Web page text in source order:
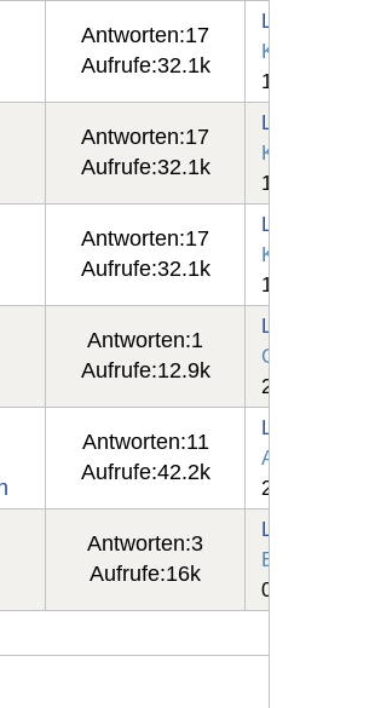
Antworten:17
Aufrufe:32.1k
Letzter
Kammo
10 Mai
Antworten:17
Aufrufe:32.1k
Letzter
Kammo
10 Mai
Antworten:17
Aufrufe:32.1k
Letzter
Kammo
10 Mai
Antworten:1
Aufrufe:12.9k
Letzter
Gisa
24 Jan
Antworten:11
Aufrufe:42.2k
Letzter
Aleksandra
22 Feb
Antworten:3
Aufrufe:16k
Letzter
Elli
04 Jul 2025